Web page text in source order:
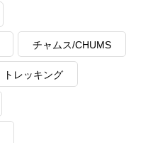
チャムス/CHUMS
トレッキング